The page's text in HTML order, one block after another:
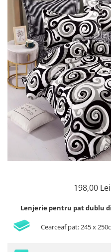
Lenjerii de pat Bumbac 100%
Lenjerii de pat Cocolino
Lenjerii de pat Finet + 2
Lenjerii de pat Saten 4 piese
elastic
198,00 Lei
Lenjerie pentru pat dublu
Cearceaf pat: 245 x